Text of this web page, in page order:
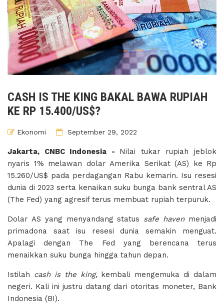
CASH IS THE KING BAKAL BAWA RUPIAH
KE RP 15.400/US$?
Ekonomi September 29, 2022
Jakarta, CNBC Indonesia - Nilai tukar rupiah jeblok
nyaris 1% melawan dolar Amerika Serikat (AS) ke Rp
15.260/US$ pada perdagangan Rabu kemarin. Isu resesi
dunia di 2023 serta kenaikan suku bunga bank sentral AS
(The Fed) yang agresif terus membuat rupiah terpuruk.
Dolar AS yang menyandang status safe havenmenjadi
primadona saat isu resesi dunia semakin menguat.
Apalagi dengan The Fed yang berencana terus
menaikkan suku bunga hingga tahun depan.
Istilah cash is the king, kembali mengemuka di dalam
negeri. Kali ini justru datang dari otoritas moneter, Bank
Indonesia (BI).